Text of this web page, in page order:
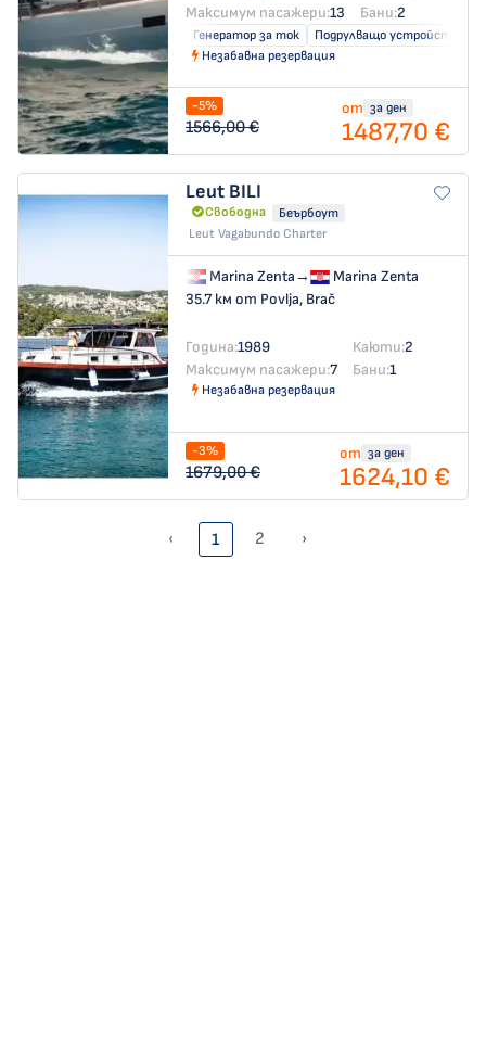
Максимум пасажери:13 Бани:2
Генератор за ток Подрулващо устройство
Незабавна резервация
-5%
1566,00 €
от за ден
1487,70 €
Leut BILI
Свободна
Беърбоут
Leut Vagabundo Charter
Marina Zenta→
Marina Zenta
35.7 км от Povlja, Brač
Година:1989 Каюти:2
Максимум пасажери:7 Бани:1
Незабавна резервация
-3%
1679,00 €
от за ден
1624,10 €
‹ 1 2 ›